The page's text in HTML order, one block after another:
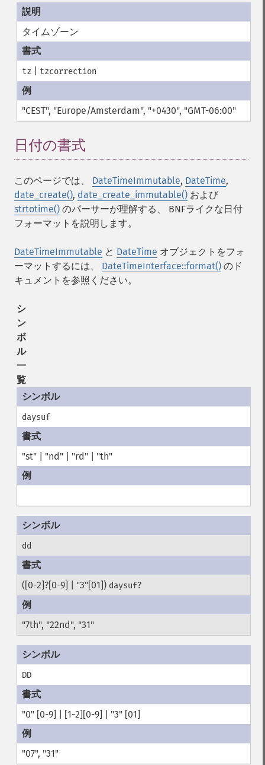
タイムゾーン
tz tzcorrection
"CEST", "Europe/Amsterdam", "+0430", "GMT-06:00"
日付の書式
このページでは、 DateTimeImmutable, DateTime,
date_create(), date_create_immutable() および
strtotime() のパーサーが理解する、 BNFライクな日付
フォーマットを説明します。
DateTimeImmutable と DateTime オブジェクトをフォ
ーマットするには、 DateTimeInterface::format() のド
キュメントを参照ください。
シ
ン
ボ
ル
一
覧
daysuf
"st" | "nd" | "rd" | "th"
dd
([0-2]?[0-9] | "3"[01]) daysuf?
"7th", "22nd", "31"
DD
"0" [0-9] | [1-2][0-9] | "3" [01]
"07", "31"